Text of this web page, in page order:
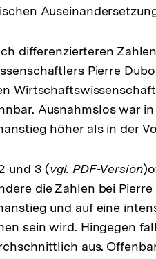
Fußnote
differenzierteren
Pierre
Ausnahmslos war
höher als in der
und 3 (vgl. PDF-Version
die Zahlen bei
und auf eine
sein wird. Hingegen
aus.